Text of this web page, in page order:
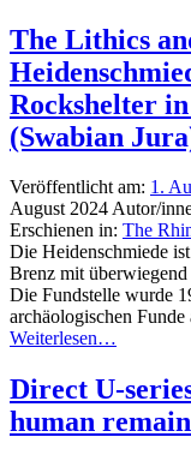
The Lithics
Rockshelter
(Swabian
Veröffentlicht am: 1.
August 2024Autor/
Erschienen in: The
Die Heidenschmiede
Brenz mit
Die Fundstelle wurde
archäologischen
Weiterlesen…
Direct U-
human